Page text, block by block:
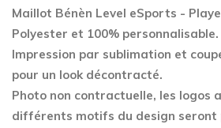
and
Staff
quantity
Maillot Bénèn Level eSports -
Polyester et 100% personnalisable.
Impression par sublimation et
pour un look décontracté.
Photo non contractuelle, les logos
différents motifs du design seront